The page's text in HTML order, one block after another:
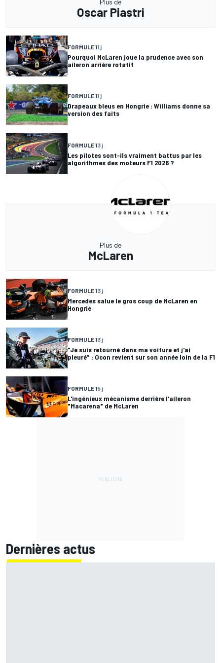
Oscar Piastri
FORMULE 11 j
Pourquoi McLaren joue la prudence avec son
aileron arrière rotatif
FORMULE 11 j
Drapeaux bleus en Hongrie : Williams donne sa
version des faits
FORMULE 13 j
Les pilotes sont-ils vraiment battus par les
algorithmes des moteurs F1 2026 ?
Plus de
McLaren
FORMULE 13 j
Mercedes salue le gros coup de McLaren en
Hongrie
FORMULE 13 j
"Je suis retourné dans ma voiture et j'ai
pleuré" : Ocon revient sur son année loin de la F1
FORMULE 15 j
L'ingénieux mécanisme derrière l'aileron
"Macarena" de McLaren
Dernières actus